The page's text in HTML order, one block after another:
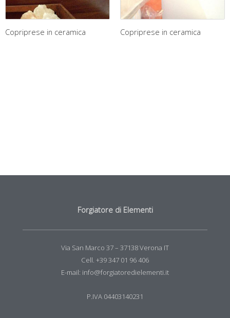
Copriprese in ceramica Copriprese in ceramica
Forgiatore di Elementi
Via San Marco 37 – 37138 Verona IT
Cell. +39 347 01 96 406
E-mail: info@forgiatoredielementi.it
P.IVA 04403140231